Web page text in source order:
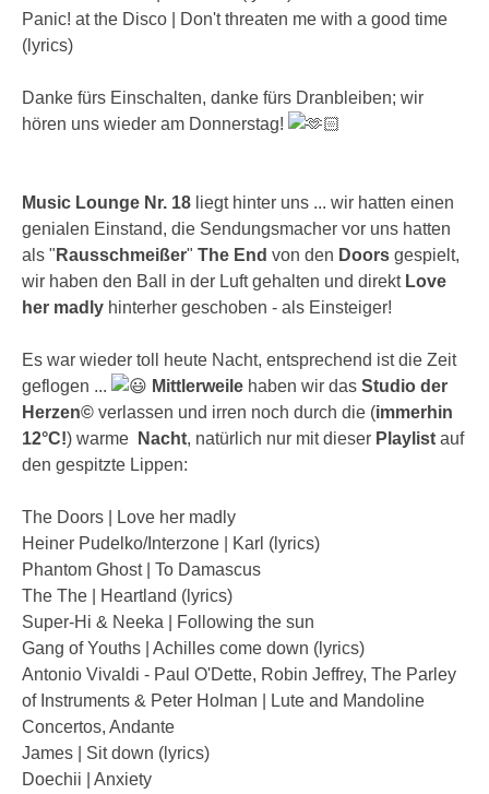
Panic! at the Disco | Don't threaten me with a good time
(lyrics)
Danke fürs Einschalten, danke fürs Dranbleiben; wir
hören uns wieder am Donnerstag!
Music Lounge Nr. 18 liegt hinter uns ... wir hatten einen
genialen Einstand, die Sendungsmacher vor uns hatten
als " Rausschmeißer" The End von den Doors gespielt,
wir haben den Ball in der Luft gehalten und direkt Love
her madly hinterher geschoben - als Einsteiger!
Es war wieder toll heute Nacht, entsprechend ist die Zeit
geflogen ...
Mittlerweile haben wir das Studio der
Herzen© verlassen und irren noch durch die (immerhin
12°C!) warme Nacht, natürlich nur mit dieser Playlist auf
den gespitzte Lippen:
The Doors | Love her madly
Heiner Pudelko/Interzone | Karl (lyrics)
Phantom Ghost | To Damascus
The The | Heartland (lyrics)
Super-Hi & Neeka | Following the sun
Gang of Youths | Achilles come down (lyrics)
Antonio Vivaldi - Paul O'Dette, Robin Jeffrey, The Parley
of Instruments & Peter Holman | Lute and Mandoline
Concertos, Andante
James | Sit down (lyrics)
Doechii | Anxiety